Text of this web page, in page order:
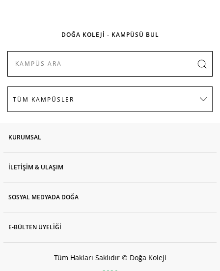
DOĞA KOLEJİ - KAMPÜSÜ BUL
KURUMSAL
İLETİŞİM & ULAŞIM
SOSYAL MEDYADA DOĞA
E-BÜLTEN ÜYELİĞİ
Tüm Hakları Saklıdır © Doğa Koleji